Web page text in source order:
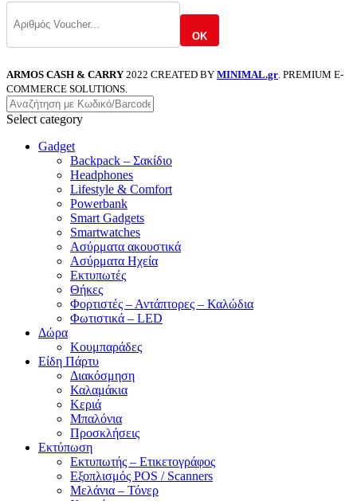
OK
ARMOS CASH & CARRY 2022 CREATED BY MINIMAL.gr . PREMIUM E-
COMMERCE SOLUTIONS.
Select category
Gadget
Backpack – Σακίδιο
Headphones
Lifestyle & Comfort
Powerbank
Smart Gadgets
Smartwatches
Ασύρματα ακουστικά
Ασύρματα Ηχεία
Εκτυπωτές
Θήκες
Φορτιστές – Αντάπτορες – Καλώδια
Φωτιστικά – LED
Δώρα
Κουμπαράδες
Είδη Πάρτυ
Διακόσμηση
Καλαμάκια
Κεριά
Μπαλόνια
Προσκλήσεις
Εκτύπωση
Εκτυπωτής – Ετικετογράφος
Εξοπλισμός POS / Scanners
Μελάνια – Τόνερ